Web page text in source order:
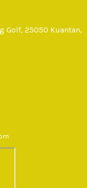
Golf, 25050 Kuantan,